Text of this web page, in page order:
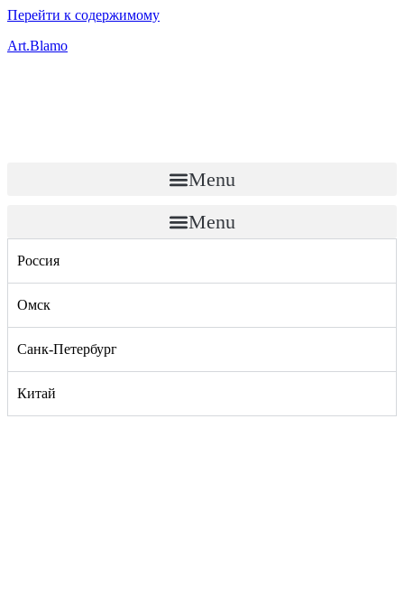
Перейти к содержимому
Art.Blamo
Menu
Menu
Россия
Омск
Санк-Петербург
Китай